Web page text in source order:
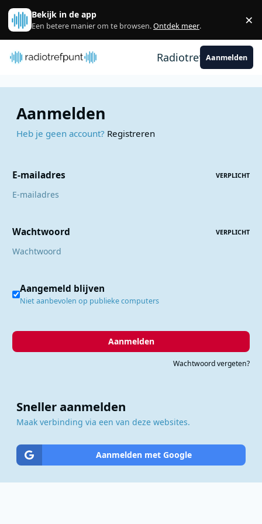
Spring naar bijdragen
Bekijk in de app
Een betere manier om te browsen.Ontdek meer. ×
RadiotrefpuntAanmelden
Aanmelden
Heb je geen account? Registreren
E-mailadres VERPLICHT
Wachtwoord VERPLICHT
Aangemeld blijven
Niet aanbevolen op publieke computers
Aanmelden
Wachtwoord vergeten?
Sneller aanmelden
Maak verbinding via een van deze websites.
Aanmelden met Google